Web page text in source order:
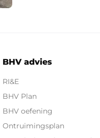
BHV advies
RI&E
BHV Plan
BHV oefening
Ontruimingsplan